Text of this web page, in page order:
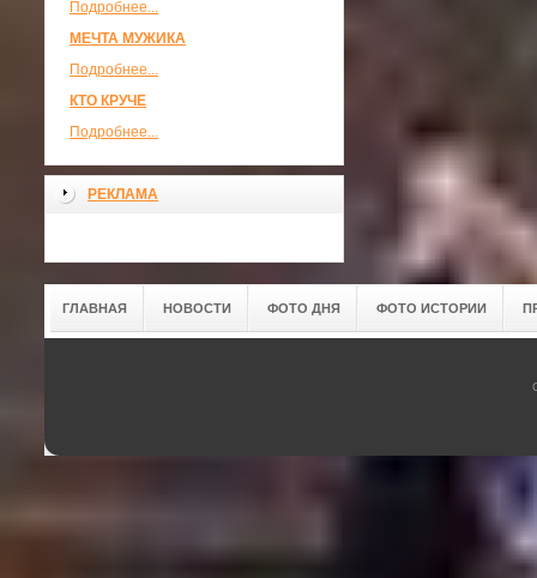
Подробнее...
МЕЧТА МУЖИКА
Подробнее...
КТО КРУЧЕ
Подробнее...
РЕКЛАМА
ГЛАВНАЯ НОВОСТИ ФОТО ДНЯ ФОТО ИСТОРИИ